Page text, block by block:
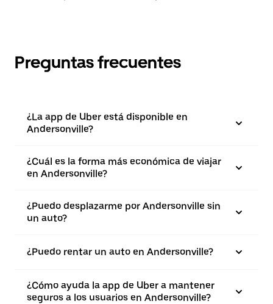
Preguntas frecuentes
¿La app de Uber está disponible en
Andersonville?
¿Cuál es la forma más económica de viajar
en Andersonville?
¿Puedo desplazarme por Andersonville sin
un auto?
¿Puedo rentar un auto en Andersonville?
¿Cómo ayuda la app de Uber a mantener
seguros a los usuarios en Andersonville?